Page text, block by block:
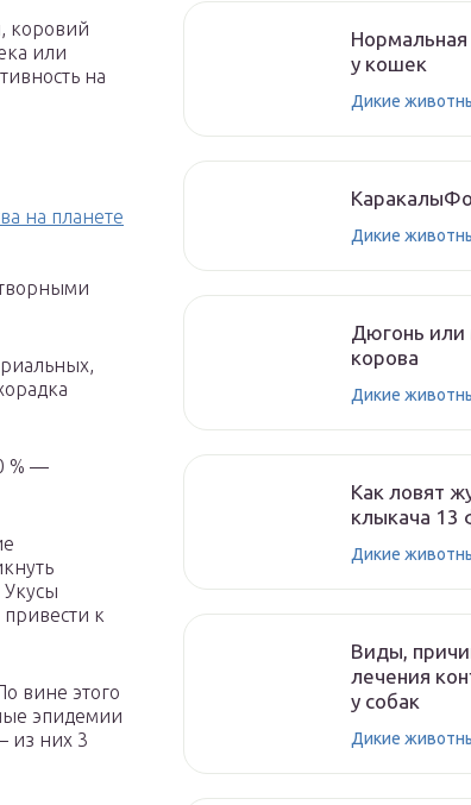
коровий
или
на
на планете
% —
к
вине этого
эпидемии
из них 3
у кошек
Дикие
Дикие
Дюгонь или
корова
Дикие
Как ловят
клыкача 13
Дикие
Виды,
лечения
у собак
Дикие